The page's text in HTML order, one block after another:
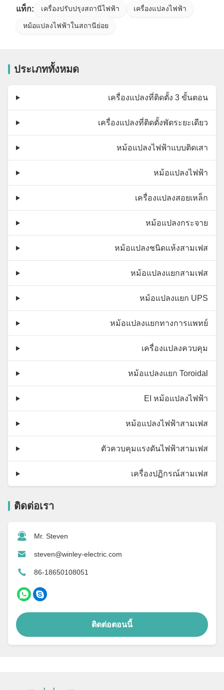
แท็ก: เครื่องปรับปรุงสถานีไฟฟ้า เครื่องแปลงไฟฟ้า
หม้อแปลงไฟฟ้าในสถานีย่อย
ประเภททั้งหมด
เครื่องแปลงที่ติดตั้ง 3 ขั้นตอน
เครื่องแปลงที่ติดตั้งพัดระยะเดียว
หม้อแปลงไฟฟ้าแบบติดเสา
หม้อแปลงไฟฟ้า
เครื่องแปลงสอยเหล็ก
หม้อแปลงกระจาย
หม้อแปลงชนิดแห้งสามเฟส
หม้อแปลงแยกสามเฟส
หม้อแปลงแยก UPS
หม้อแปลงแยกทางการแพทย์
เครื่องแปลงควบคุม
หม้อแปลงแยก Toroidal
EI หม้อแปลงไฟฟ้า
หม้อแปลงไฟฟ้าสามเฟส
ตัวควบคุมแรงดันไฟฟ้าสามเฟส
เครื่องปฏิกรณ์สามเฟส
ติดต่อเรา
Mr. Steven
steven@winley-electric.com
86-18650108051
ติดต่อตอนนี้